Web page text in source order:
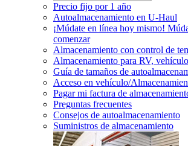
Precio fijo por 1 año
Autoalmacenamiento en U-Haul
¡Múdate en línea hoy mismo!
comenzar
Almacenamiento con control de
Almacenamiento para RV,
Guía de tamaños de
Acceso en vehículo/
Pagar mi factura de
Preguntas frecuentes
Consejos de autoalmacenamiento
Suministros de almacenamiento